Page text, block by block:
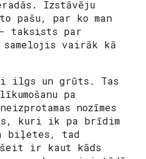
Izstāvēju
pašu, par ko man
taksists par
samelojis vairāk kā
ilgs un grūts. Tas
pa
nozīmes
kuri ik pa brīdim
biļetes, tad
šeit ir kaut kāds